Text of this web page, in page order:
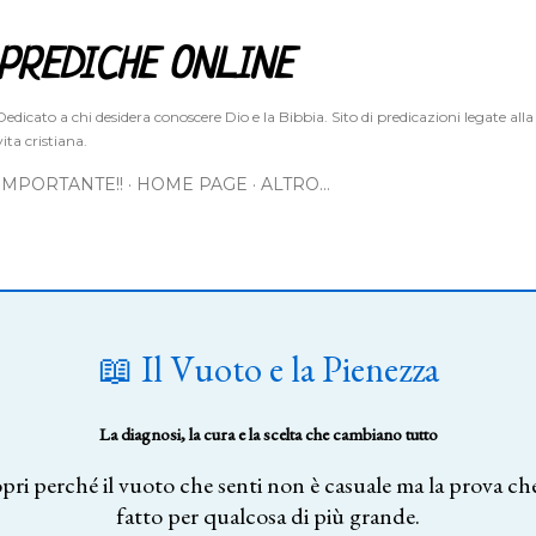
ONLINE
a chi desidera conoscere Dio e la Bibbia. Sito di predicazioni legate alla
cristiana.
HOME PAGE ALTRO…
📖 Il Vuoto e la Pienezza
La diagnosi, la cura e la scelta che cambiano tutto
perché il vuoto che senti non è casuale ma la prova
fatto per qualcosa di più grande.